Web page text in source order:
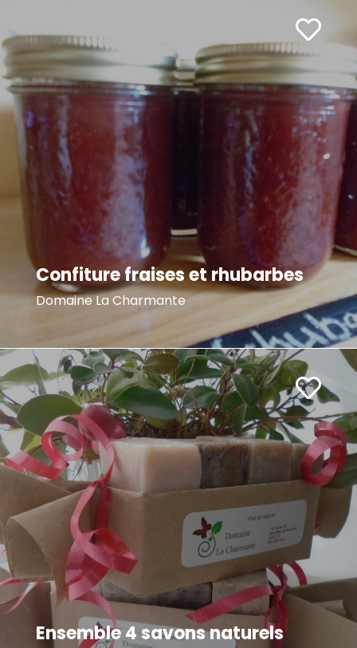
Confiture fraises et rhubarbes
Domaine La Charmante
Ensemble 4 savons naturels